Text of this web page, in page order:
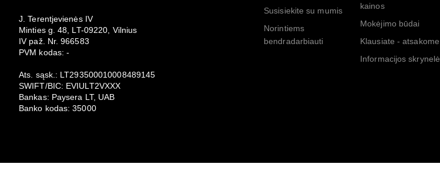
J. Terentjevienės IV
Minties g. 48, LT-09220, Vilnius
IV paž. Nr. 966583
PVM kodas: -
Ats. sąsk.: LT293500010008489145
SWIFT/BIC: EVIULT2VXXX
Bankas: Paysera LT, UAB
Banko kodas: 35000
Susisiekite su mumis
Norintiems
bendradarbiauti
kainos
Mokėjimo būdai
Klausiate - atsakome
Informacijos skrynelė